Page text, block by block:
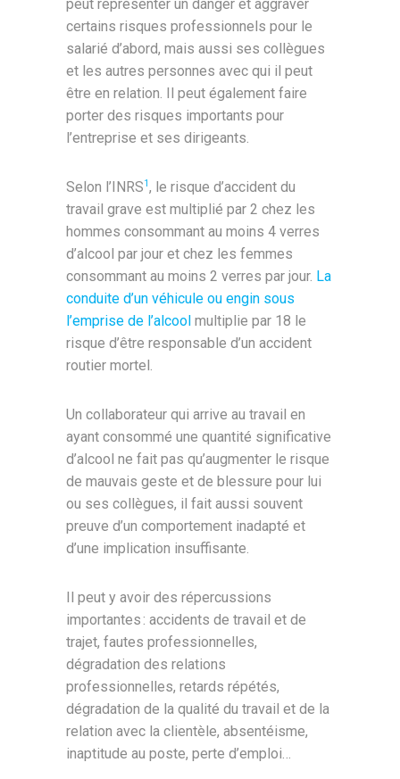
peut représenter un danger et aggraver
certains risques professionnels pour le
salarié d’abord, mais aussi ses collègues
et les autres personnes avec qui il peut
être en relation. Il peut également faire
porter des risques importants pour
l’entreprise et ses dirigeants.
Selon l’INRS1, le risque d’accident du
travail grave est multiplié par 2 chez les
hommes consommant au moins 4 verres
d’alcool par jour et chez les femmes
consommant au moins 2 verres par jour. La
conduite d’un véhicule ou engin sous
l’emprise de l’alcool multiplie par 18 le
risque d’être responsable d’un accident
routier mortel.
Un collaborateur qui arrive au travail en
ayant consommé une quantité significative
d’alcool ne fait pas qu’augmenter le risque
de mauvais geste et de blessure pour lui
ou ses collègues, il fait aussi souvent
preuve d’un comportement inadapté et
d’une implication insuffisante.
Il peut y avoir des répercussions
importantes : accidents de travail et de
trajet, fautes professionnelles,
dégradation des relations
professionnelles, retards répétés,
dégradation de la qualité du travail et de la
relation avec la clientèle, absentéisme,
inaptitude au poste, perte d’emploi…